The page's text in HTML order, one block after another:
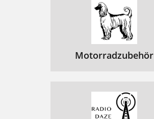
Motorradzubehör